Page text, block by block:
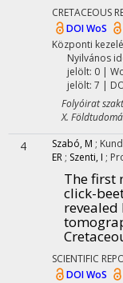
CRETACEOUS
DOIWoS
Központi
Nyilvános
jelölt: 0 |
jelölt: 7 |
Folyóirat
X.
4 Szabó, M ;
ER ; Szenti, I ;
The first
click-
SCIENTIFIC
DOIWoS